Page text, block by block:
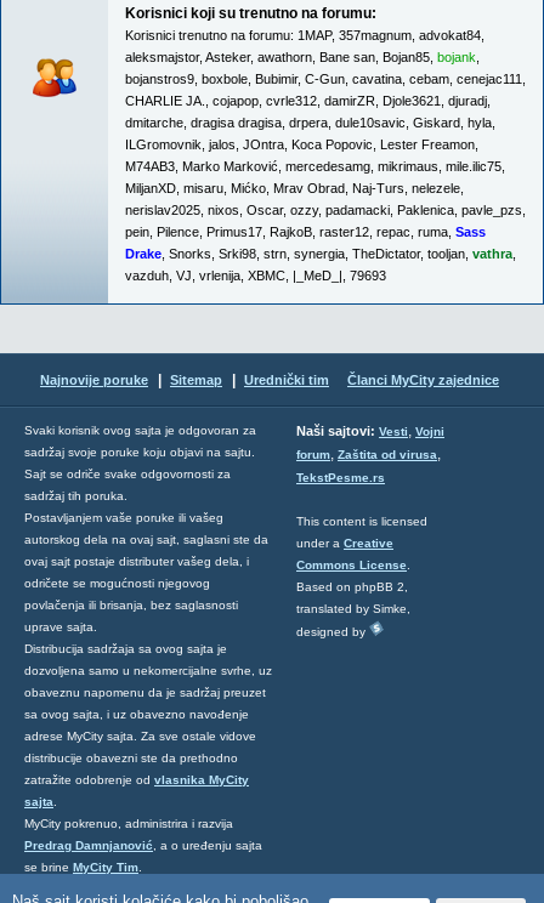
Korisnici koji su trenutno na forumu:
Korisnici trenutno na forumu: 1MAP, 357magnum advokat84
aleksmajstor, Asteker, awathorn Bane san Bojan85 bojank
bojanstros9 boxbole Bubimir, C-Gun cavatina cebam cenejac111
CHARLIE JA.
cojapop cvrle312 damirZR Djole3621 djuradj
dmitarche dragisa dragisa drpera dule10savic Giskard hyla
ILGromovnik jalos JOntra Koca Popovic Lester Freamon
M74AB3 Marko Marković mercedesamg mikrimaus mile.ilic75
MiljanXD misaru Mićko Mrav Obrad Naj-Turs nelezele
nerislav2025 nixos Oscar, ozzy, padamacki Paklenica pavle_pzs
pein Pilence Primus17 RajkoB raster12 repac ruma Sass
Drake Snorks Srki98 strn synergia TheDictator, tooljan vathra
vazduh VJ vrlenija XBMC |_MeD_| 79693
Najnovije poruke Sitemap Urednički tim Članci MyCity zajednice
Svaki korisnik ovog sajta je odgovoran za
sadržaj svoje poruke koju objavi na sajtu.
Sajt se odriče svake odgovornosti za
sadržaj tih poruka.
Postavljanjem vaše poruke ili vašeg
autorskog dela na ovaj sajt, saglasni ste da
ovaj sajt postaje distributer vašeg dela, i
odričete se mogućnosti njegovog
povlačenja ili brisanja, bez saglasnosti
uprave sajta.
Distribucija sadržaja sa ovog sajta je
dozvoljena samo u nekomercijalne svrhe, uz
obaveznu napomenu da je sadržaj preuzet
sa ovog sajta, i uz obavezno navođenje
adrese MyCity sajta. Za sve ostale vidove
distribucije obavezni ste da prethodno
zatražite odobrenje od vlasnika MyCity
sajta
MyCity pokrenuo, administrira i razvija
Predrag Damnjanović , a o uređenju sajta
se brine MyCity Tim
Naši sajtovi: Vesti, Vojni
forum, Zaštita od virusa,
TekstPesme.rs
This content is licensed
under a Creative
Commons License
Based on phpBB 2,
translated by Simke,
designed by